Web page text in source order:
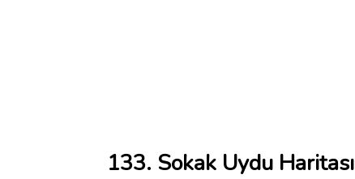
133. Sokak Uydu Haritası